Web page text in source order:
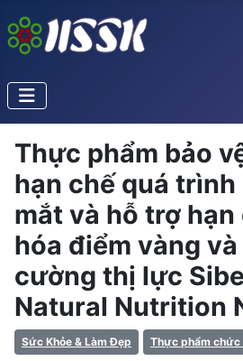
Thực phẩm bảo
hạn chế quá trình
mắt và hỗ trợ
hóa điểm vàng
cường thị lực
Natural Nutrition
Sức Khỏe & Làm Đẹp Thực phẩm chức